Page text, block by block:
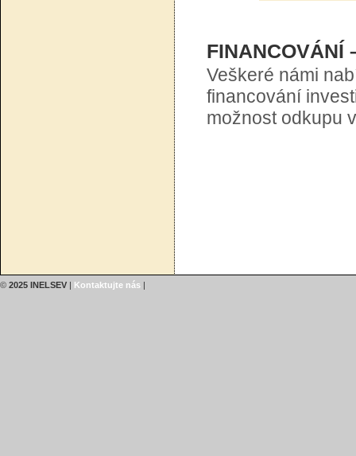
FINANCOVÁNÍ
Veškeré námi
financování
možnost odkupu
© 2025 INELSEV | Kontaktujte nás |